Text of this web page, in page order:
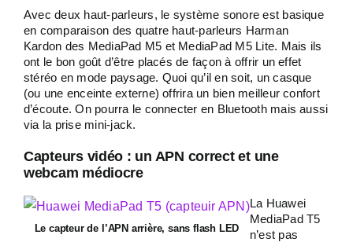
Avec deux haut-parleurs, le système sonore est basique
en comparaison des quatre haut-parleurs Harman
Kardon des MediaPad M5 et MediaPad M5 Lite. Mais ils
ont le bon goût d’être placés de façon à offrir un effet
stéréo en mode paysage. Quoi qu’il en soit, un casque
(ou une enceinte externe) offrira un bien meilleur confort
d’écoute. On pourra le connecter en Bluetooth mais aussi
via la prise mini-jack.
Capteurs vidéo : un APN correct et une
webcam médiocre
Le capteur de l’APN arrière, sans flash LED
La Huawei
MediaPad T5
n’est pas